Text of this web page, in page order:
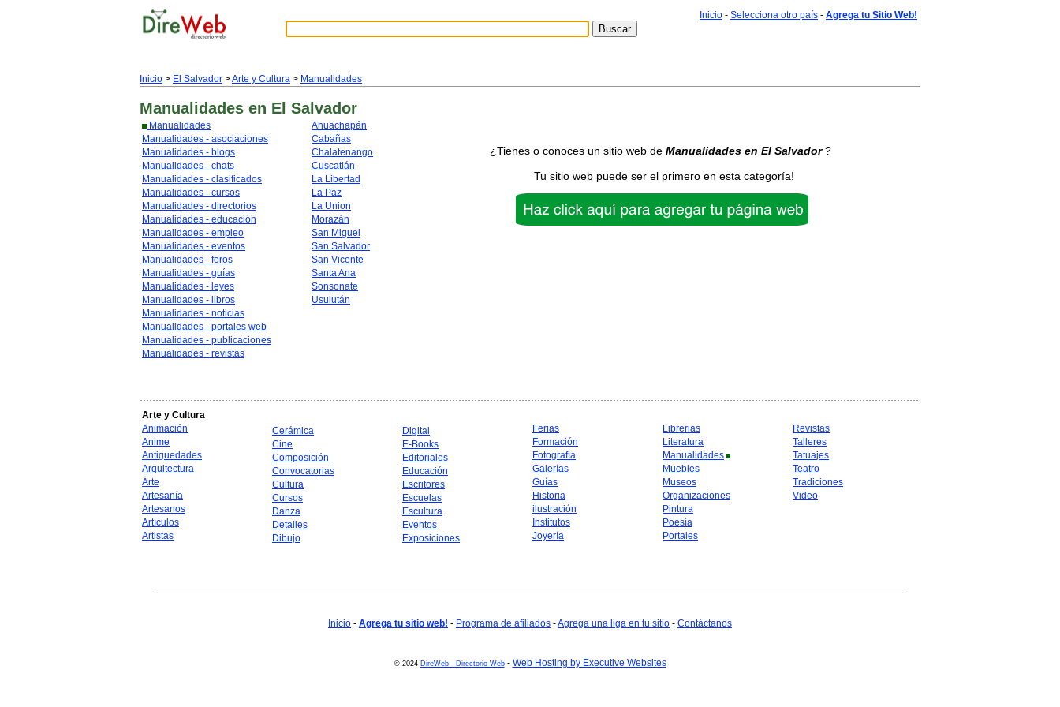
Inicio - Selecciona otro país - Agrega tu Sitio Web!
Inicio > El Salvador >Arte y Cultura > Manualidades
Manualidades en El Salvador
Manualidades
Manualidades - asociaciones
Manualidades - blogs
Manualidades - chats
Manualidades - clasificados
Manualidades - cursos
Manualidades - directorios
Manualidades - educación
Manualidades - empleo
Manualidades - eventos
Manualidades - foros
Manualidades - guías
Manualidades - leyes
Manualidades - libros
Manualidades - noticias
Manualidades - portales web
Manualidades - publicaciones
Manualidades - revistas
Ahuachapán
Cabañas
Chalatenango
Cuscatlán
La Libertad
La Paz
La Union
Morazán
San Miguel
San Salvador
San Vicente
Santa Ana
Sonsonate
Usulután
¿Tienes o conoces un sitio web de Manualidades en El Salvador?
Tu sitio web puede ser el primero en esta categoría!
Arte y Cultura
Animación
Anime
Antiguedades
Arquitectura
Arte
Artesanía
Artesanos
Artículos
Artistas
Cerámica
Cine
Composición
Convocatorias
Cultura
Cursos
Danza
Detalles
Dibujo
Digital
E-Books
Editoriales
Educación
Escritores
Escuelas
Escultura
Eventos
Exposiciones
Ferias
Formación
Fotografía
Galerías
Guías
Historia
ilustración
Institutos
Joyería
Librerias
Literatura
Manualidades
Muebles
Museos
Organizaciones
Pintura
Poesía
Portales
Revistas
Talleres
Tatuajes
Teatro
Tradiciones
Video
Inicio - Agrega tu sitio web! - Programa de afiliados -Agrega una liga en tu sitio - Contáctanos
© 2024 DireWeb - Directorio Web- Web Hosting by Executive Websites